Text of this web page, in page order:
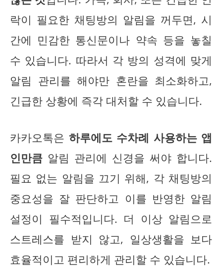
락이 필요한 채팅방의 알림을 꺼두면, 시
간에 민감한 통신문이나 약속 등을 놓칠
수 있습니다. 따라서 각 방의 성격에 맞게
알림 관리를 해야만 혼란을 최소화하고,
긴급한 상황에 즉각 대처할 수 있습니다.
카카오톡은 하루에도 수차례 사용하는 앱
인만큼 알림 관리에 신경을 써야 합니다.
필요 없는 알림을 끄기 위해, 각 채팅방의
중요성을 잘 판단하고 이를 반영한 알림
설정이 필수적입니다. 더 이상 알림으로
스트레스를 받지 않고, 일상생활을 보다
효율적이고 편리하게 관리할 수 있습니다.